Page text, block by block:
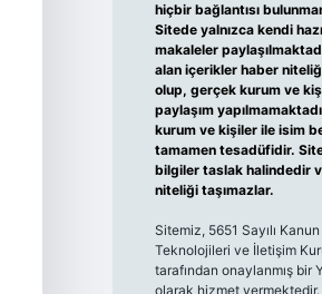
hiçbir bağlantısı
Sitede yalnızca kendi
makaleler
alan içerikler haber
olup, gerçek kurum ve
paylaşım
kurum ve kişiler ile isim
tamamen tesadüfidir.
bilgiler taslak halindedir
niteliği taşımazlar.
Sitemiz, 5651 Sayılı
Teknolojileri ve İletişim
tarafından onaylanmış bir
olarak hizmet